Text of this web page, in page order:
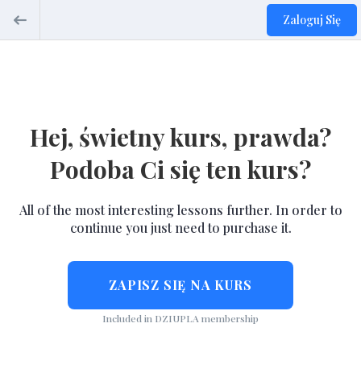
Zaloguj Się
Hej, świetny kurs, prawda?
Podoba Ci się ten kurs?
All of the most interesting lessons further. In order to
continue you just need to purchase it.
ZAPISZ SIĘ NA KURS
Included in DZIUPLA membership